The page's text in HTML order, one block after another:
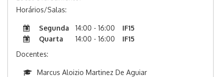
Horários/Salas:
Segunda 14:00 - 16:00
IF15
Quarta
14:00 - 16:00
IF15
Docentes:
Marcus Aloizio Martinez De Aguiar